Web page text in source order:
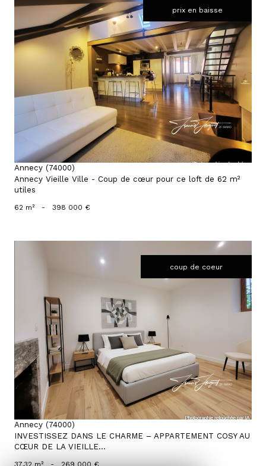
prix en baisse
voir le bien
Annecy (74000)
Annecy Vieille Ville - Coup de cœur pour ce loft de 62 m²
utiles
62 m² - 398 000 €
coup de coeur
voir le bien
Annecy (74000)
INVESTISSEZ DANS LE CHARME – APPARTEMENT COSY AU
CŒUR DE LA VIEILLE...
37,32 m² - 269 000 €